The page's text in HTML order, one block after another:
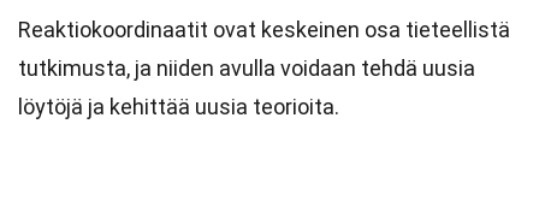
Reaktiokoordinaatit ovat keskeinen osa tieteellistä
tutkimusta, ja niiden avulla voidaan tehdä uusia
löytöjä ja kehittää uusia teorioita.